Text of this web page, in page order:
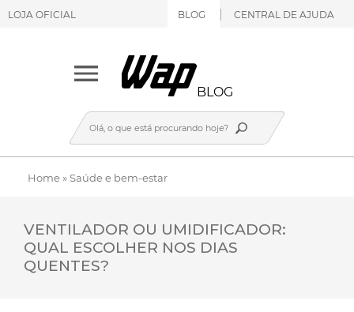
LOJA OFICIAL BLOG CENTRAL DE AJUDA
BLOG
Home»Saúde e bem-estar
VENTILADOR OU UMIDIFICADOR:
QUAL ESCOLHER NOS DIAS
QUENTES?